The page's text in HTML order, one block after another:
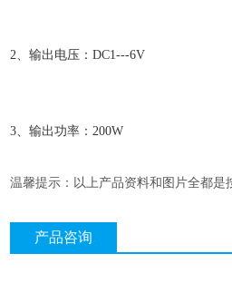
2、输出电压：DC1---6V
3、输出功率：200W
温馨提示：以上产品资料和图片全都是
产品咨询